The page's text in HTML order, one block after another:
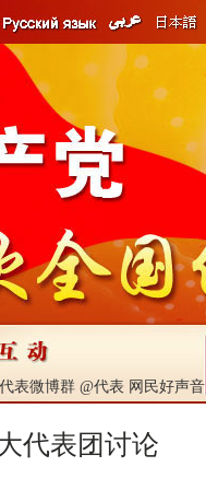
代表微博群 @代表 网民好声音
代表团讨论